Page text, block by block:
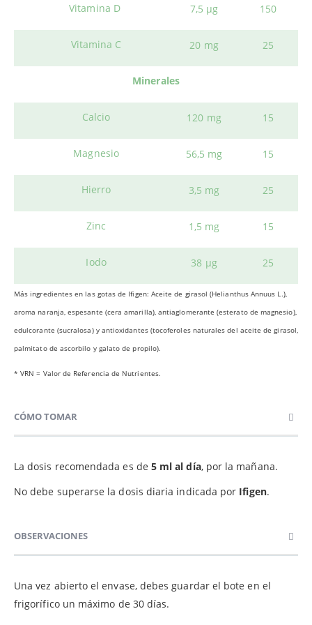
Vitamina D 7,5 μg 150
Vitamina C 20 mg 25
Minerales
Calcio 120 mg 15
Magnesio 56,5 mg 15
Hierro 3,5 mg 25
Zinc 1,5 mg 15
Iodo 38 μg 25
Más ingredientes en las gotas de Ifigen: Aceite de girasol (Helianthus Annuus L.),
aroma naranja, espesante (cera amarilla), antiaglomerante (esterato de magnesio),
edulcorante (sucralosa) y antioxidantes (tocoferoles naturales del aceite de girasol,
palmitato de ascorbilo y galato de propilo).
* VRN = Valor de Referencia de Nutrientes.
CÓMO TOMAR
La dosis recomendada es de 5 ml al día, por la mañana.
No debe superarse la dosis diaria indicada por Ifigen.
OBSERVACIONES
Una vez abierto el envase, debes guardar el bote en el
frigorífico un máximo de 30 días.